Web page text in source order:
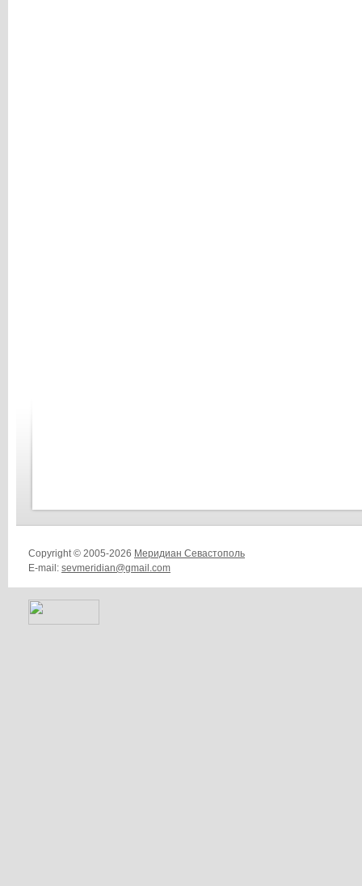
Copyright © 2005-2026 Меридиан Севастополь
E-mail: sevmeridian@gmail.com